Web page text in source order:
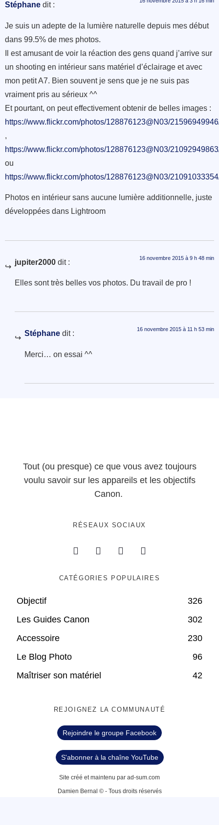
Stéphane dit :
Je suis un adepte de la lumière naturelle depuis mes début
dans 99.5% de mes photos.
Il est amusant de voir la réaction des gens quand j’arrive sur
un shooting en intérieur sans matériel d’éclairage et avec
mon petit A7. Bien souvent je sens que je ne suis pas
vraiment pris au sérieux ^^
Et pourtant, on peut effectivement obtenir de belles images :
https://www.flickr.com/photos/128876123@N03/
,
https://www.flickr.com/photos/128876123@N03/
ou
https://www.flickr.com/photos/128876123@N03/
Photos en intérieur sans aucune lumière additionnelle, juste
développées dans Lightroom
jupiter2000 dit : 16 novembre 2015 à 9 h 48 min
Elles sont très belles vos photos. Du travail de pro !
Stéphane dit : 16 novembre 2015 à 11 h 53 min
Merci… on essai ^^
Tout (ou presque) ce que vous avez toujours
voulu savoir sur les appareils et les objectifs
Canon.
RÉSEAUX SOCIAUX
CATÉGORIES POPULAIRES
Objectif
326
Les Guides Canon
302
Accessoire
230
Le Blog Photo
96
Maîtriser son matériel
42
REJOIGNEZ LA COMMUNAUTÉ
Rejoindre le groupe Facebook
S'abonner à la chaîne YouTube
Site créé et maintenu par ad-sum.com
Damien Bernal © - Tous droits réservés